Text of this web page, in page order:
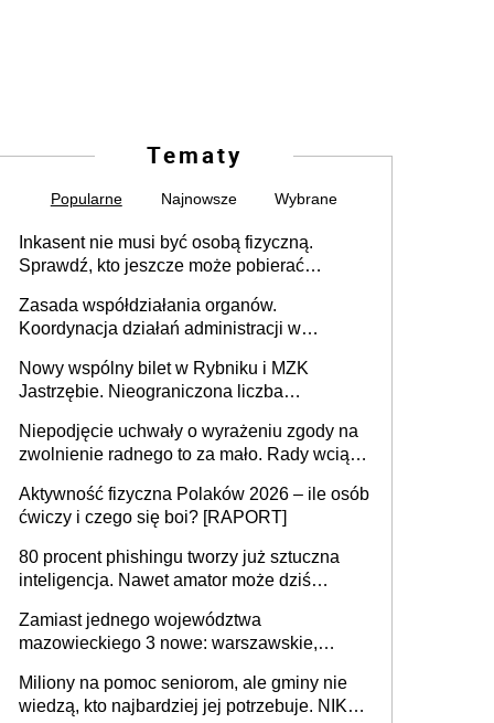
Tematy
Popularne Najnowsze Wybrane
Inkasent nie musi być osobą fizyczną.
Sprawdź, kto jeszcze może pobierać
Zasada współdziałania organów.
Koordynacja działań administracji w
Nowy wspólny bilet w Rybniku i MZK
Jastrzębie. Nieograniczona liczba
Niepodjęcie uchwały o wyrażeniu zgody na
zwolnienie radnego to za mało. Rady wciąż
rozstrzygać sprawy
Aktywność fizyczna Polaków 2026 – ile osób
ćwiczy i czego się boi? [RAPORT]
80 procent phishingu tworzy już sztuczna
inteligencja. Nawet amator może dziś
Zamiast jednego województwa
mazowieckiego 3 nowe: warszawskie,
Europie nie ma tak dużych jednostek
stołecznych
Miliony na pomoc seniorom, ale gminy nie
wiedzą, kto najbardziej jej potrzebuje. NIK